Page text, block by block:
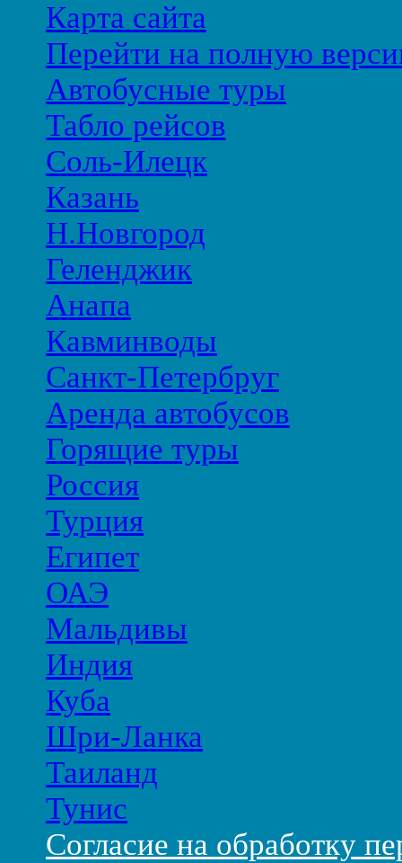
Карта сайта
Перейти на полную
Автобусные туры
Табло рейсов
Соль-Илецк
Казань
Н.Новгород
Геленджик
Анапа
Кавминводы
Санкт-Петербруг
Аренда автобусов
Горящие туры
Россия
Турция
Египет
ОАЭ
Мальдивы
Индия
Куба
Шри-Ланка
Таиланд
Тунис
Согласие на обработку